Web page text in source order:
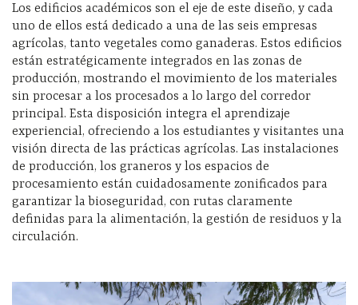
Los edificios académicos son el eje de este diseño, y cada
uno de ellos está dedicado a una de las seis empresas
agrícolas, tanto vegetales como ganaderas. Estos edificios
están estratégicamente integrados en las zonas de
producción, mostrando el movimiento de los materiales
sin procesar a los procesados a lo largo del corredor
principal. Esta disposición integra el aprendizaje
experiencial, ofreciendo a los estudiantes y visitantes una
visión directa de las prácticas agrícolas. Las instalaciones
de producción, los graneros y los espacios de
procesamiento están cuidadosamente zonificados para
garantizar la bioseguridad, con rutas claramente
definidas para la alimentación, la gestión de residuos y la
circulación.